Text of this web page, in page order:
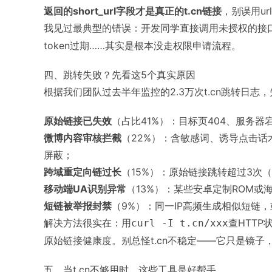
返回的short_url字段才是真正的t.cn链接，别误用
我见过最典型的错误：开发同学直接调用未授权的接
token过期……其实是根本没走权限申请流程。
四、跳转失败？先看这5个真实原因
根据我们团队过去半年监控的2.3万次t.cn跳转日志
原始链接已失效 （占比41%）：目标页404、服务器
微博内容审核拦截 （22%）：含敏感词、诱导点击
屏蔽；
跨域重定向链过长 （15%）：原始链接跳转超过3
移动端UA识别异常 （13%）：某些安卓定制ROM
短链被举报封禁 （9%）：同一IP高频生成相似短链
解决方法很实在：用curl -I t.cn/xxx查HTTP
原始链接健康度。别总怪t.cn不稳定——它只是镜子